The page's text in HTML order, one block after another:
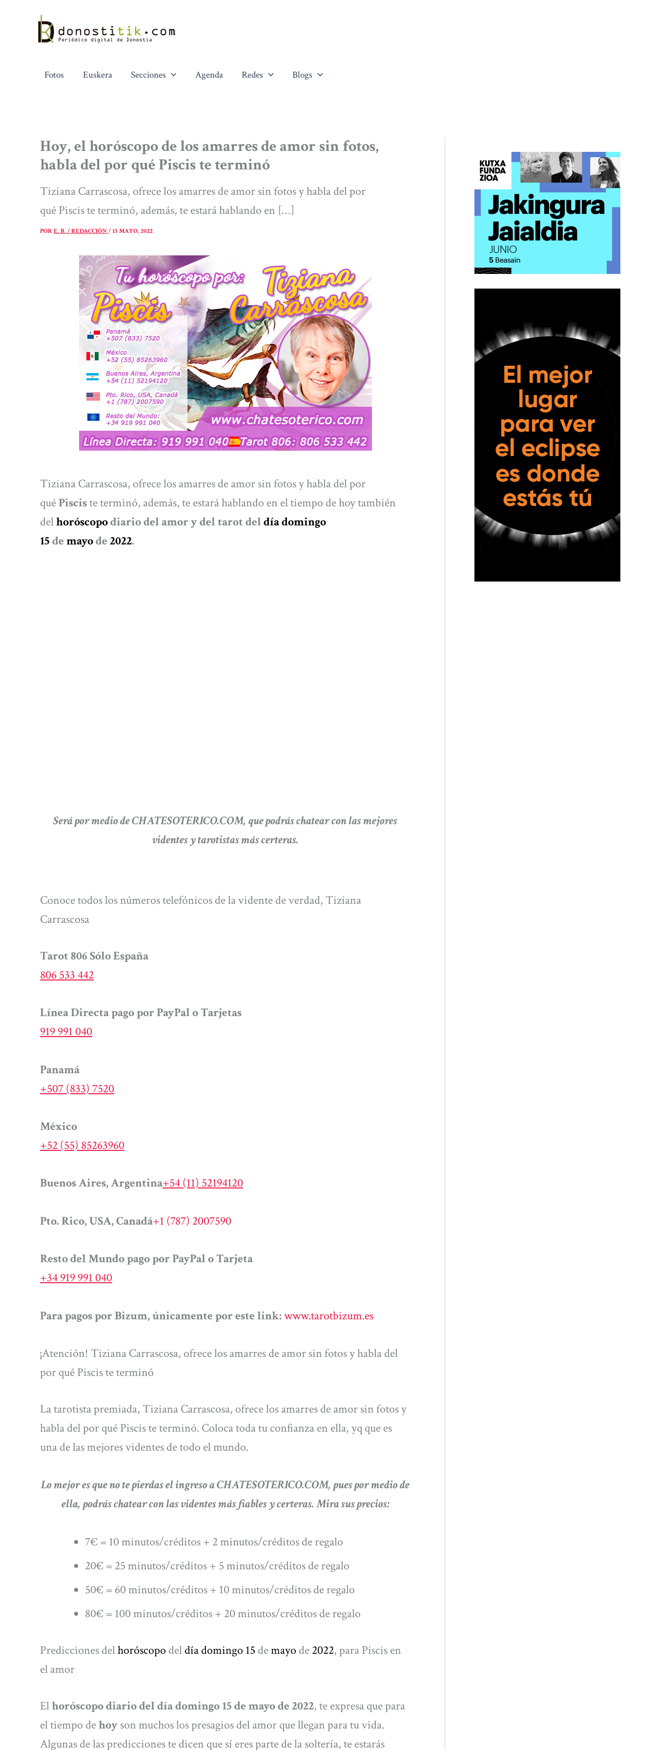
contenido
Fotos Euskera Secciones Agenda Redes Blogs
Hoy, el horóscopo de los amarres de amor sin fotos,
habla del por qué Piscis te terminó
Tiziana Carrascosa, ofrece los amarres de amor sin fotos y habla del por
qué Piscis te terminó, además, te estará hablando en […]
PORE. B. / REDACCIÓN/15 MAYO, 2022
Tiziana Carrascosa, ofrece los amarres de amor sin fotos y habla del por
quéPisciste terminó, además, te estará hablando en el tiempo de hoy también
delhoróscopodiario del amor y del tarot deldía domingo
15demayode2022.
Será por medio de CHATESOTERICO.COM, que podrás chatear con las mejores
videntes y tarotistas más certeras.
Conoce todos los números telefónicos de la vidente de verdad, Tiziana
Carrascosa
Tarot 806 Sólo España
806 533 442
Línea Directa pago por PayPal o Tarjetas
919 991 040
Panamá
+507 (833) 7520
México
+52 (55) 85263960
Buenos Aires, Argentina+54 (11) 52194120
Pto. Rico, USA, Canadá+1 (787) 2007590
Resto del Mundo pago por PayPal o Tarjeta
+34 919 991 040
Para pagos por Bizum, únicamente por este link:www.tarotbizum.es
¡Atención! Tiziana Carrascosa, ofrece los amarres de amor sin fotos y habla del
por qué Piscis te terminó
La tarotista premiada, Tiziana Carrascosa, ofrece los amarres de amor sin fotos y
habla del por qué Piscis te terminó. Coloca toda tu confianza en ella, yq que es
una de las mejores videntes de todo el mundo.
Lo mejor es que no te pierdas el ingreso a CHATESOTERICO.COM, pues por medio de
ella, podrás chatear con las videntes más fiables y certeras. Mira sus precios:
7€ = 10 minutos/créditos + 2 minutos/créditos de regalo
20€ = 25 minutos/créditos + 5 minutos/créditos de regalo
50€ = 60 minutos/créditos + 10 minutos/créditos de regalo
80€ = 100 minutos/créditos + 20 minutos/créditos de regalo
Predicciones delhoróscopo deldía domingo 15 demayo de2022, para Piscis en
el amor
Elhoróscopo diario del día domingo 15 de mayo de 2022, te expresa que para
el tiempo dehoyson muchos los presagios del amor que llegan para tu vida.
Algunas de las predicciones te dicen que sí eres parte de la soltería, te estarás